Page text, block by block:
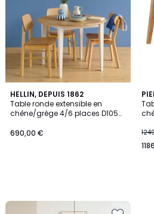
HELLIN, DEPUIS 1862
Table ronde extensible en
chêne/grège 4/6 places D105
690,00 €